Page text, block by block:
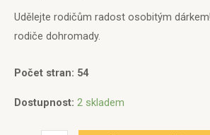
Udělejte rodičům radost osobitým
rodiče dohromady.
Počet stran: 54
Dostupnost: 2 skladem